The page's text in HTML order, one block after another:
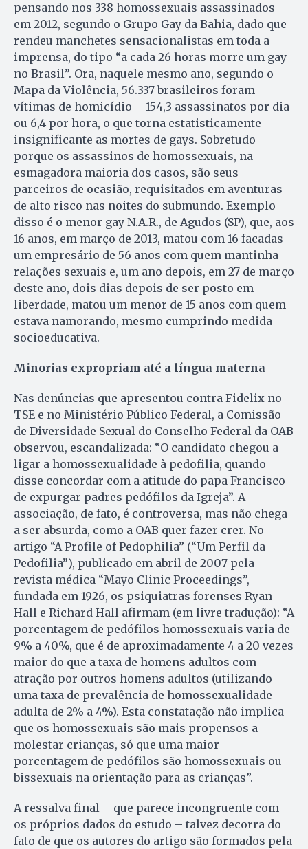
pensando nos 338 homossexuais assassinados
em 2012, segundo o Grupo Gay da Bahia, dado que
rendeu manchetes sensacionalistas em toda a
imprensa, do tipo “a cada 26 horas morre um gay
no Brasil”. Ora, naquele mesmo ano, segundo o
Mapa da Violência, 56.337 brasileiros foram
vítimas de homicídio – 154,3 assassinatos por dia
ou 6,4 por hora, o que torna estatisticamente
insignificante as mortes de gays. Sobretudo
porque os assassinos de homossexuais, na
esmagadora maioria dos casos, são seus
parceiros de ocasião, requisitados em aventuras
de alto risco nas noites do submundo. Exemplo
disso é o menor gay N.A.R., de Agudos (SP), que, aos
16 anos, em março de 2013, matou com 16 facadas
um empresário de 56 anos com quem mantinha
relações sexuais e, um ano depois, em 27 de março
deste ano, dois dias depois de ser posto em
liberdade, matou um menor de 15 anos com quem
estava namorando, mesmo cumprindo medida
socioeducativa.
Minorias expropriam até a língua materna
Nas denúncias que apresentou contra Fidelix no
TSE e no Minis­tério Público Federal, a Comissão
de Diversidade Sexual do Conselho Federal da OAB
observou, escandalizada: “O candidato chegou a
ligar a homossexualidade à pedofilia, quando
disse concordar com a atitude do papa Francisco
de expurgar padres pedófilos da Igreja”. A
associação, de fato, é controversa, mas não chega
a ser absurda, como a OAB quer fazer crer. No
artigo “A Profile of Pedophilia” (“Um Perfil da
Pedofilia”), publicado em abril de 2007 pela
revista médica “Mayo Clinic Proceedings”,
fundada em 1926, os psiquiatras forenses Ryan
Hall e Richard Hall afirmam (em livre tradução): “A
porcentagem de pedófilos homossexuais varia de
9% a 40%, que é de aproximadamente 4 a 20 vezes
maior do que a taxa de homens adultos com
atração por outros homens adultos (utilizando
uma taxa de prevalência de homossexualidade
adulta de 2% a 4%). Esta constatação não implica
que os homossexuais são mais propensos a
molestar crianças, só que uma maior
porcentagem de pedófilos são homossexuais ou
bissexuais na orientação para as crianças”.
A ressalva final – que parece incongruente com
os próprios dados do estudo – talvez decorra do
fato de que os autores do artigo são formados pela